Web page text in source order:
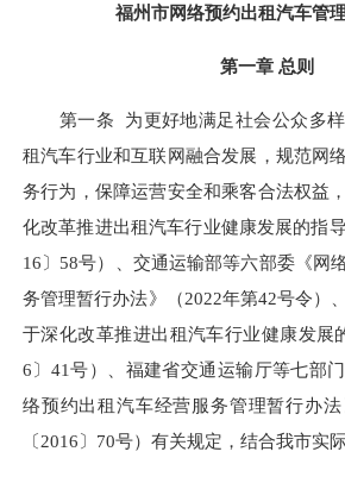
福州市网络预约出租汽车管
第一章 总则
第一条 为更好地满足社会公众多样
租汽车行业和互联网融合发展，规范网
务行为，保障运营安全和乘客合法权益
化改革推进出租汽车行业健康发展的指
16〕58号）、交通运输部等六部委《网
务管理暂行办法》（2022年第42号令）
于深化改革推进出租汽车行业健康发展
6〕41号）、福建省交通运输厅等七部
络预约出租汽车经营服务管理暂行办
〔2016〕70号）有关规定，结合我市实